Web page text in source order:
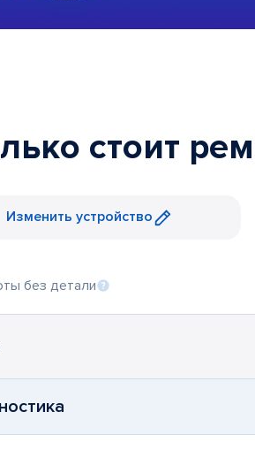
стоит
Изменить устройство
без детали